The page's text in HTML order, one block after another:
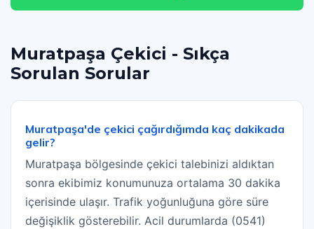
Muratpaşa Çekici - Sıkça
Sorulan Sorular
Muratpaşa'de çekici çağırdığımda kaç dakikada
gelir?
Muratpaşa bölgesinde çekici talebinizi aldıktan
sonra ekibimiz konumunuza ortalama 30 dakika
içerisinde ulaşır. Trafik yoğunluğuna göre süre
değişiklik gösterebilir. Acil durumlarda (0541)